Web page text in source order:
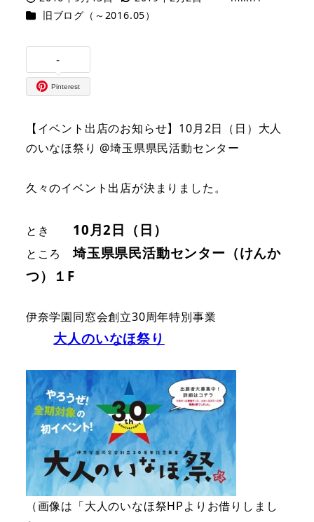
投稿日 更新日
カテゴリー
旧ブログ（～2016.05）
-
Pinterest
【イベント出店のお知らせ】10月2日（日）大人
のいなほ祭り @埼玉県県民活動センター
久々のイベント出店が決まりました。
とき 10月2日（日）
ところ埼玉県県民活動センター（けんか
つ）１F
伊奈学園同窓会創立30周年特別事業
大人のいなほ祭り
（画像は「大人のいなほ祭HPよりお借りしまし